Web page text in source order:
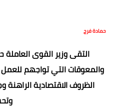
حمادة فرج
التقى وزير القوى
والمعوقات التي تواجهم للعمل
الظروف الاقتصادية